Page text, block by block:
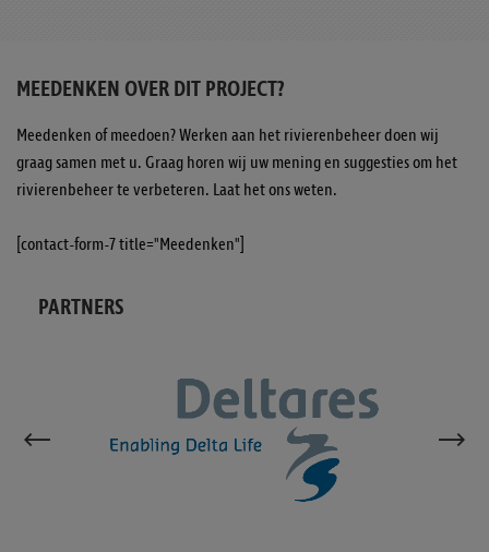
MEEDENKEN OVER DIT PROJECT?
Meedenken of meedoen? Werken aan het rivierenbeheer doen wij
graag samen met u. Graag horen wij uw mening en suggesties om het
rivierenbeheer te verbeteren. Laat het ons weten.
[contact-form-7 title="Meedenken"]
PARTNERS